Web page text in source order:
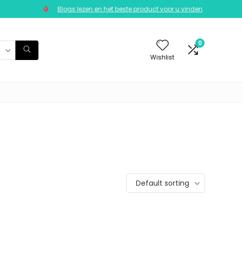
Blogs lezen en het beste product voor u vinden
Wishlist
0
Default sorting